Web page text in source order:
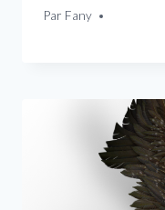
Par Fany
29 juillet 2025